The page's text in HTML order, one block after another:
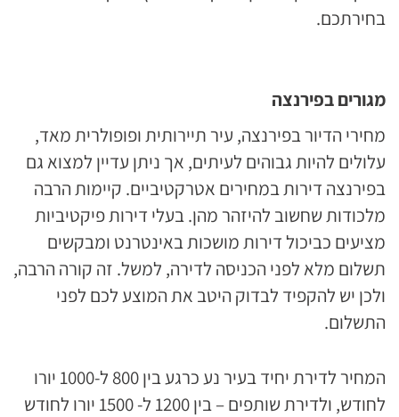
בחירתכם.
מגורים בפירנצה
מחירי הדיור בפירנצה, עיר תיירותית ופופולרית מאד,
עלולים להיות גבוהים לעיתים, אך ניתן עדיין למצוא גם
בפירנצה דירות במחירים אטרקטיביים. קיימות הרבה
מלכודות שחשוב להיזהר מהן. בעלי דירות פיקטיביות
מציעים כביכול דירות מושכות באינטרנט ומבקשים
תשלום מלא לפני הכניסה לדירה, למשל. זה קורה הרבה,
ולכן יש להקפיד לבדוק היטב את המוצע לכם לפני
התשלום.
המחיר לדירת יחיד בעיר נע כרגע בין 800 ל-1000 יורו
לחודש, ולדירת שותפים – בין 1200 ל- 1500 יורו לחודש